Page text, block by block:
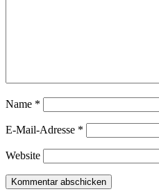
Name *
E-Mail-Adresse *
Website